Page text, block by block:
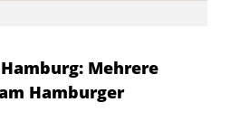
Mehrere
Hamburger